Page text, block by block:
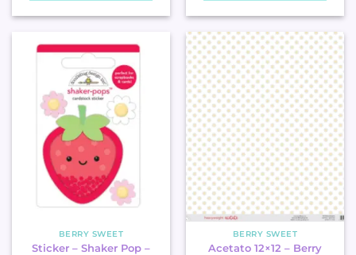
BERRY SWEET
Sticker – Shaker Pop –
BERRY SWEET
Acetato 12×12 – Berry